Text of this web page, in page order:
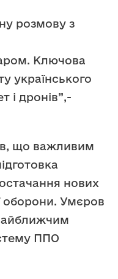
розмову з
Ключова
українського
і дронів”,-
що важливим
нових
оборони. Умєров
ППО